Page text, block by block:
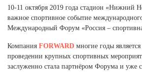
Самарская область (1)
Санкт-Петербург и ЛО (3)
Саратовская область (1)
Северная Осетия (2)
Смоленская область (1)
Ставропольский край (5)
10-11 октября 2019 года стадион «Нижний
важное спортивное событие
Международный Форум «Россия –
Компания FORWARD многие годы
проведении крупных спортивных
заслуженно стала партнёром Форума и уже